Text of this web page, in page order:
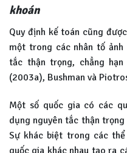
khoán
Quy định kế toán cũng
một trong các nhân tố
tắc thận trọng, chẳng
(2003a), Bushman và
Một số quốc gia có các
dụng nguyên tắc thận
Sự khác biệt trong các